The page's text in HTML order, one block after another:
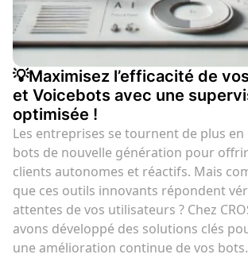
💡Maximisez l’efficacité de
et Voicebots avec une
optimisée !
Les entreprises se tournent de plus en
bots de nouvelle génération pour
clients autonomes et réactifs. Mais
que ces outils innovants répondent
attentes de vos utilisateurs ? Chez
avons développé des solutions clés
une amélioration continue de vos